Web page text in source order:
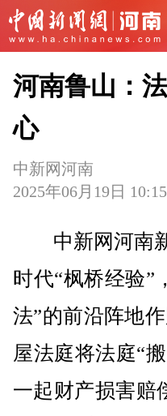
河南鲁山：
心
中新网河南
2025年06月19日 10:15
中新网河南新
时代“枫桥经验”
法”的前沿阵地
屋法庭将法庭“
一起财产损害赔